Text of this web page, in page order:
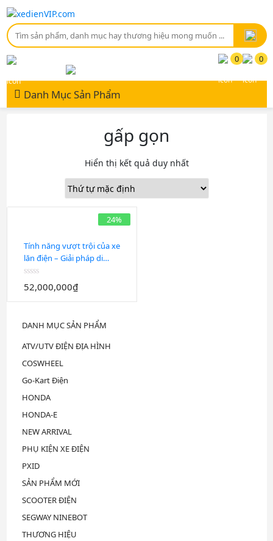
0
0
Danh Mục Sản Phẩm
DANH MỤC SẢN PHẨM
ATV/UTV ĐIỆN ĐỊA HÌNH
COSWHEEL
Go-Kart Điện
HONDA
HONDA-E
NEW ARRIVAL
PHỤ KIỆN XE ĐIỆN
PXID
SẢN PHẨM MỚI
SCOOTER ĐIỆN
SEGWAY NINEBOT
THƯƠNG HIỆU
gấp gọn
Hiển thị kết quả duy nhất
Tính năng vượt trội của xe
lăn điện – Giải pháp di
chuyển thuận tiện cho
người khuyết tật
Được
xếp
hạng
sao
52,000,000₫
24%